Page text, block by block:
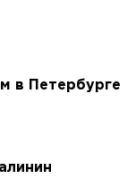
в Петербурге